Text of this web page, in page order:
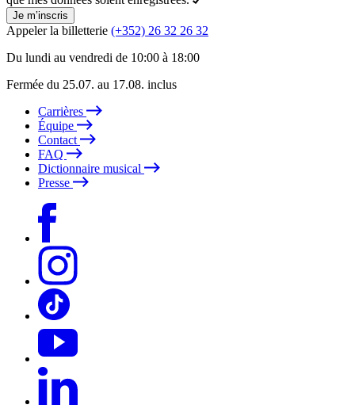
Je m’inscris
Appeler la billetterie (+352) 26 32 26 32
Du lundi au vendredi de 10:00 à 18:00
Fermée du 25.07. au 17.08. inclus
Carrières
Équipe
Contact
FAQ
Dictionnaire musical
Presse